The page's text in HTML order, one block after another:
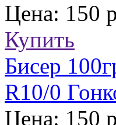
Цена: 150
Купить
Бисер
R10/0
Цена: 150